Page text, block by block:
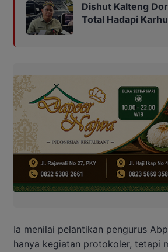
Dishut Kalteng
Total Hadapi
Ia menilai pelantikan pengurus
hanya kegiatan protokoler, tetapi